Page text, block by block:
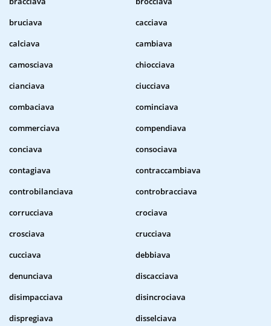
bruciava
cacciava
calciava
cambiava
camosciava
chiocciava
cianciava
ciucciava
combaciava
cominciava
commerciava
compendiava
conciava
consociava
contagiava
contraccambiava
controbilanciava
controbracciava
corrucciava
crociava
crosciava
crucciava
cucciava
debbiava
denunciava
discacciava
disimpacciava
disincrociava
dispregiava
disselciava